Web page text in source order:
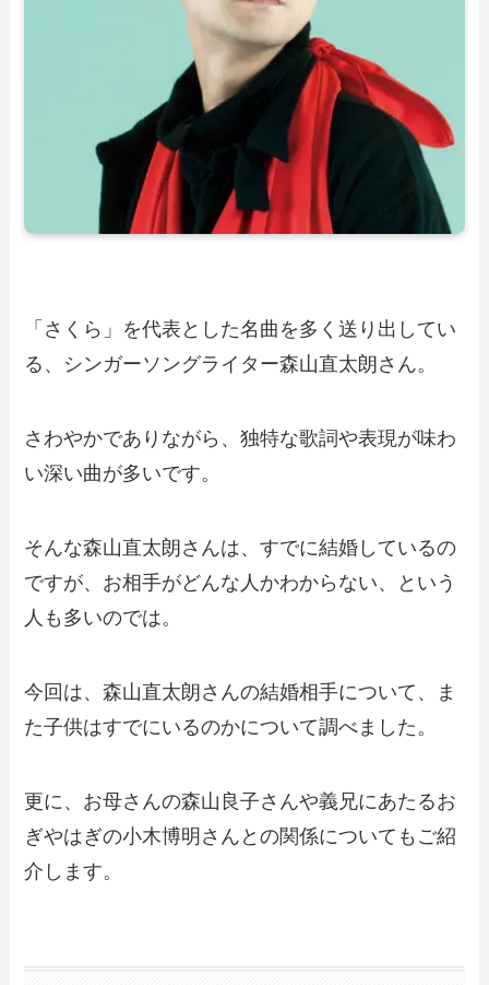
「さくら」を代表とした名曲を多く送り出してい
る、シンガーソングライター森山直太朗さん。
さわやかでありながら、独特な歌詞や表現が味わ
い深い曲が多いです。
そんな森山直太朗さんは、すでに結婚しているの
ですが、お相手がどんな人かわからない、という
人も多いのでは。
今回は、森山直太朗さんの結婚相手について、ま
た子供はすでにいるのかについて調べました。
更に、お母さんの森山良子さんや義兄にあたるお
ぎやはぎの小木博明さんとの関係についてもご紹
介します。